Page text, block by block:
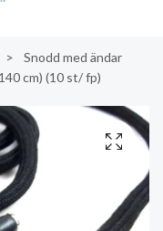
Snodd med ändar
cm) (10 st/ fp)